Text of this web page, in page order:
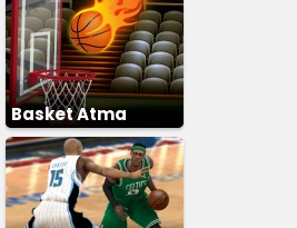
Basket Atma